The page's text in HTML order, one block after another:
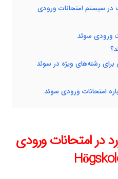
سیستم امتحانات ورودی
ورودی سوئد
رشته‌های ویژه در سوئد
امتحانات ورودی سوئد
در امتحانات ورودی